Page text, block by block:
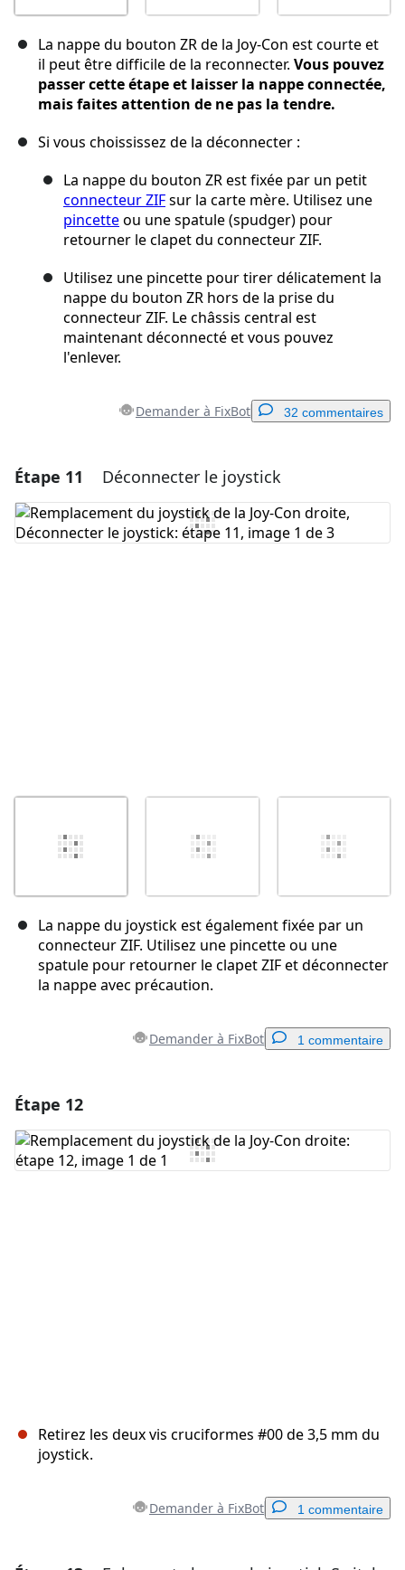
La nappe du bouton ZR de la Joy-Con est courte et
il peut être difficile de la reconnecter. Vous pouvez
passer cette étape et laisser la nappe connectée,
mais faites attention de ne pas la tendre.
Si vous choississez de la déconnecter :
La nappe du bouton ZR est fixée par un petit
connecteur ZIFsur la carte mère. Utilisez une
pincetteou une spatule (spudger) pour
retourner le clapet du connecteur ZIF.
Utilisez une pincette pour tirer délicatement la
nappe du bouton ZR hors de la prise du
connecteur ZIF. Le châssis central est
maintenant déconnecté et vous pouvez
l'enlever.
Demander à FixBot 32 commentaires
Ajouter un commentaire
Ajouter un commentaire
Étape 11 Déconnecter le joystick
La nappe du joystick est également fixée par un
connecteur ZIF. Utilisez une pincette ou une
spatule pour retourner le clapet ZIF et déconnecter
la nappe avec précaution.
Demander à FixBot 1 commentaire
Ajouter un commentaire
Étape 12
Retirez les deux vis cruciformes #00 de 3,5 mm du
joystick.
Demander à FixBot 1 commentaire